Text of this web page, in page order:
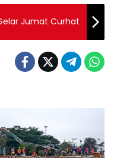
Jumat Curhat